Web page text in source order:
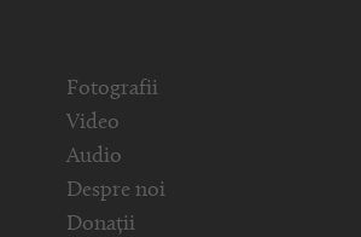
Fotografii
Video
Audio
Despre noi
Donații